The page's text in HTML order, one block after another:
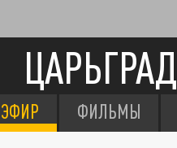
ЦАРЬГРАД
ЭФИР ФИЛЬМЫ